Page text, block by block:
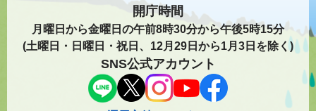
開庁時間
月曜日から金曜日の午前8時30分から午後5時15分
(土曜日・日曜日・祝日、12月29日から1月3日を除く)
SNS公式アカウント